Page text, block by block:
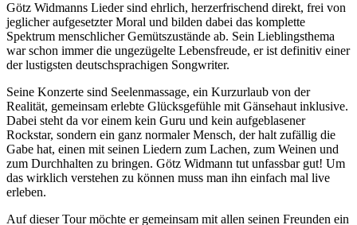
Götz Widmanns Lieder sind ehrlich, herzerfrischend direkt, frei von
jeglicher aufgesetzter Moral und bilden dabei das komplette
Spektrum menschlicher Gemütszustände ab. Sein Lieblingsthema
war schon immer die ungezügelte Lebensfreude, er ist definitiv einer
der lustigsten deutschsprachigen Songwriter.
Seine Konzerte sind Seelenmassage, ein Kurzurlaub von der
Realität, gemeinsam erlebte Glücksgefühle mit Gänsehaut inklusive.
Dabei steht da vor einem kein Guru und kein aufgeblasener
Rockstar, sondern ein ganz normaler Mensch, der halt zufällig die
Gabe hat, einen mit seinen Liedern zum Lachen, zum Weinen und
zum Durchhalten zu bringen. Götz Widmann tut unfassbar gut! Um
das wirklich verstehen zu können muss man ihn einfach mal live
erleben.
Auf dieser Tour möchte er gemeinsam mit allen seinen Freunden ein